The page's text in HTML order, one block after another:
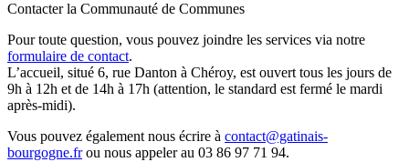
Contacter la Communauté de Communes
Pour toute question, vous pouvez joindre les services via notre
formulaire de contact.
L’accueil, situé 6, rue Danton à Chéroy, est ouvert tous les jours de
9h à 12h et de 14h à 17h (attention, le standard est fermé le mardi
après-midi).
Vous pouvez également nous écrire à contact@gatinais-
bourgogne.frou nous appeler au 03 86 97 71 94.